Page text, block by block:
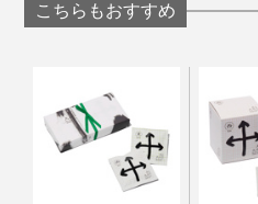
抹茶用の茶葉は、茶畑を遮光して栽培
そこでわかったのは、生産
いった、日本茶業界が危機
こちらもおすすめ